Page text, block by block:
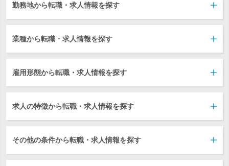
勤務地から転職・求人情報を探す
業種から転職・求人情報を探す
雇用形態から転職・求人情報を探す
求人の特徴から転職・求人情報を探す
その他の条件から転職・求人情報を探す